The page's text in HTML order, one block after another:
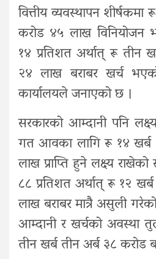
वित्तीय व्यवस्थापन
करोड ४५ लाख
१४ प्रतिशत अर्थात् रू तीन
२४ लाख बराबर खर्च
कार्यालयले जनाएको छ ।
सरकारको आम्दानी पनि
गत आवका लागि रू १४ खर्ब
लाख प्राप्ति हुने लक्ष्य
८८ प्रतिशत अर्थात् रू १२
लाख बराबर मात्रै असुली
आम्दानी र खर्चको अवस्था
तीन खर्ब तीन अर्ब ३८